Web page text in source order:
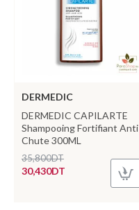
DERMEDIC
DERMEDIC CAPILARTE
Shampooing Fortifiant Anti
Chute 300ML
30,430DT
35,800DT